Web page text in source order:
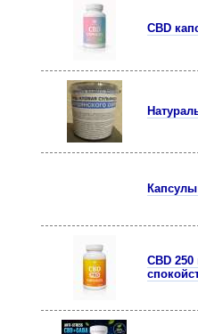
CBD
CBD